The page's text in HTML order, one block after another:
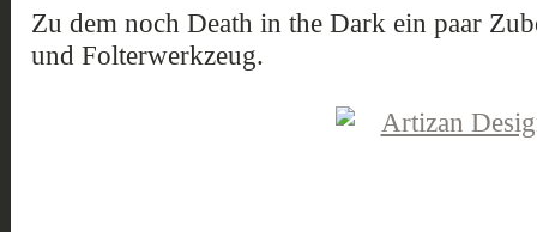
Zu dem noch Death in the Dark ein paar
und Folterwerkzeug.